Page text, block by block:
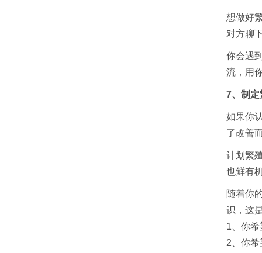
想做好
对方聊
你会遇
流，用
7、制定
如果你
了改善
计划繁
也鲜有
随着你
识，这
1、你
2、你